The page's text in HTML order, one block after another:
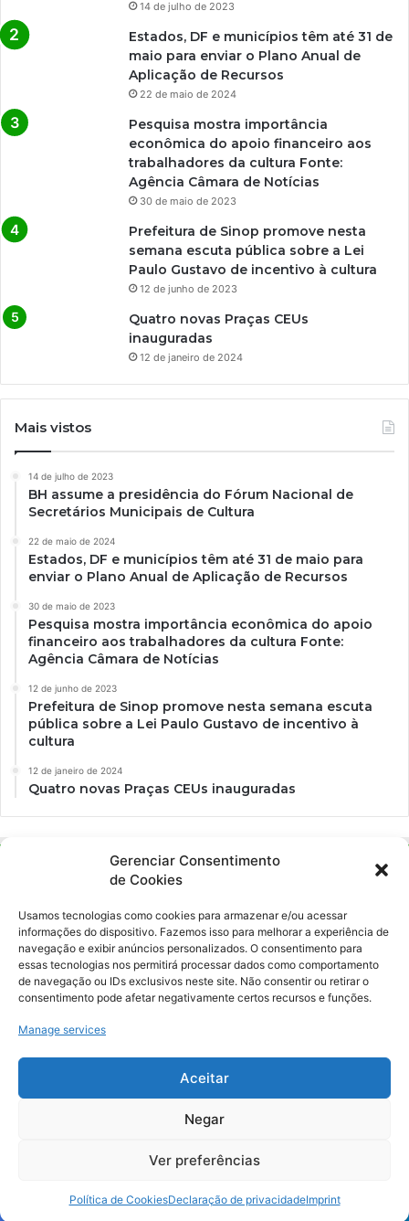
Gerenciar Consentimento
de Cookies
Usamos tecnologias como cookies para armazenar e/ou acessar
informações do dispositivo. Fazemos isso para melhorar a experiência de
navegação e exibir anúncios personalizados. O consentimento para
essas tecnologias nos permitirá processar dados como comportamento
de navegação ou IDs exclusivos neste site. Não consentir ou retirar o
consentimento pode afetar negativamente certos recursos e funções.
Manage services
Aceitar
Negar
Ver preferências
Política de CookiesDeclaração de privacidadeImprint
14 de julho de 2023
Estados, DF e municípios têm até 31 de
maio para enviar o Plano Anual de
Aplicação de Recursos
22 de maio de 2024
Pesquisa mostra importância
econômica do apoio financeiro aos
trabalhadores da cultura Fonte:
Agência Câmara de Notícias
30 de maio de 2023
Prefeitura de Sinop promove nesta
semana escuta pública sobre a Lei
Paulo Gustavo de incentivo à cultura
12 de junho de 2023
Quatro novas Praças CEUs
inauguradas
12 de janeiro de 2024
Mais vistos
14 de julho de 2023
BH assume a presidência do Fórum Nacional de
Secretários Municipais de Cultura
22 de maio de 2024
Estados, DF e municípios têm até 31 de maio para
enviar o Plano Anual de Aplicação de Recursos
30 de maio de 2023
Pesquisa mostra importância econômica do apoio
financeiro aos trabalhadores da cultura Fonte:
Agência Câmara de Notícias
12 de junho de 2023
Prefeitura de Sinop promove nesta semana escuta
pública sobre a Lei Paulo Gustavo de incentivo à
cultura
12 de janeiro de 2024
Quatro novas Praças CEUs inauguradas
Ockara é uma plataforma multicultural e criativa. Nossa proposta é
oferecer o máximo de ferramentas para realizadores e
gerenciadores de espaços criativos e culturais.
© Merak Produções Criativas. CNPJ: 39.155.931/0001-02.
Inscrição Municipal: 47927301. Todos os direitos Reservados.